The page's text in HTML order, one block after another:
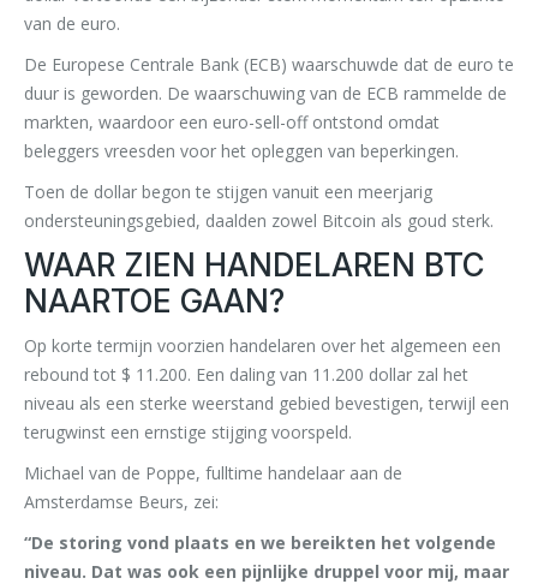
van de euro.
De Europese Centrale Bank (ECB) waarschuwde dat de euro te
duur is geworden. De waarschuwing van de ECB rammelde de
markten, waardoor een euro-sell-off ontstond omdat
beleggers vreesden voor het opleggen van beperkingen.
Toen de dollar begon te stijgen vanuit een meerjarig
ondersteuningsgebied, daalden zowel Bitcoin als goud sterk.
WAAR ZIEN HANDELAREN BTC
NAARTOE GAAN?
Op korte termijn voorzien handelaren over het algemeen een
rebound tot $ 11.200. Een daling van 11.200 dollar zal het
niveau als een sterke weerstand gebied bevestigen, terwijl een
terugwinst een ernstige stijging voorspeld.
Michael van de Poppe, fulltime handelaar aan de
Amsterdamse Beurs, zei:
“De storing vond plaats en we bereikten het volgende
niveau. Dat was ook een pijnlijke druppel voor mij, maar